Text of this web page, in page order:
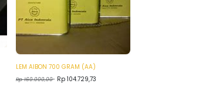
LEM AIBON 700 GRAM (AA)
Rp160.000,00 Rp 104.729,73